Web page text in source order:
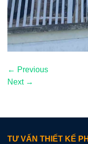
← Previous
Next →
TƯ VẤN THIẾT KẾ